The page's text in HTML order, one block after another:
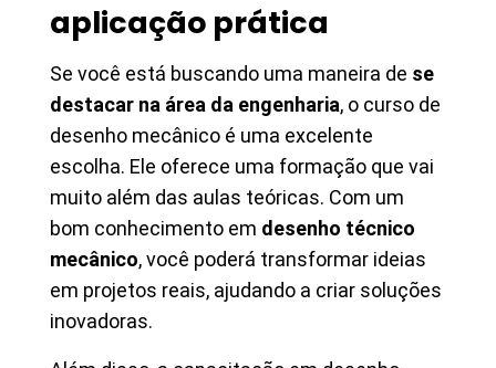
aplicação prática
Se você está buscando uma maneira de se
destacar na área da engenharia, o curso de
desenho mecânico é uma excelente
escolha. Ele oferece uma formação que vai
muito além das aulas teóricas. Com um
bom conhecimento em desenho técnico
mecânico, você poderá transformar ideias
em projetos reais, ajudando a criar soluções
inovadoras.